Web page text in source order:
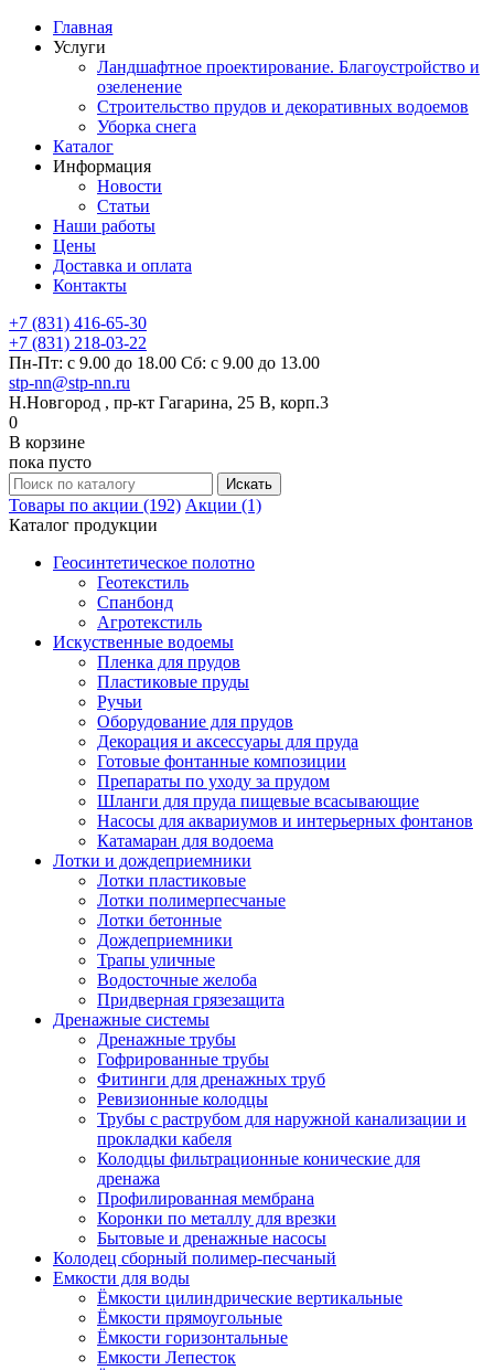
Главная
Услуги
Ландшафтное проектирование. Благоустройство и
озеленение
Строительство прудов и декоративных водоемов
Уборка снега
Каталог
Информация
Новости
Статьи
Наши работы
Цены
Доставка и оплата
Контакты
+7 (831) 416-65-30
+7 (831) 218-03-22
Пн-Пт: с 9.00 до 18.00 Сб: с 9.00 до 13.00
stp-nn@stp-nn.ru
Н.Новгород , пр-кт Гагарина, 25 В, корп.3
0
В корзине
пока пусто
Товары по акции (192) Акции (1)
Каталог продукции
Геосинтетическое полотно
Геотекстиль
Спанбонд
Агротекстиль
Искуственные водоемы
Пленка для прудов
Пластиковые пруды
Ручьи
Оборудование для прудов
Декорация и аксессуары для пруда
Готовые фонтанные композиции
Препараты по уходу за прудом
Шланги для пруда пищевые всасывающие
Насосы для аквариумов и интерьерных фонтанов
Катамаран для водоема
Лотки и дождеприемники
Лотки пластиковые
Лотки полимерпесчаные
Лотки бетонные
Дождеприемники
Трапы уличные
Водосточные желоба
Придверная грязезащита
Дренажные системы
Дренажные трубы
Гофрированные трубы
Фитинги для дренажных труб
Ревизионные колодцы
Трубы с раструбом для наружной канализации и
прокладки кабеля
Колодцы фильтрационные конические для
дренажа
Профилированная мембрана
Коронки по металлу для врезки
Бытовые и дренажные насосы
Колодец сборный полимер-песчаный
Емкости для воды
Ёмкости цилиндрические вертикальные
Ёмкости прямоугольные
Ёмкости горизонтальные
Емкости Лепесток